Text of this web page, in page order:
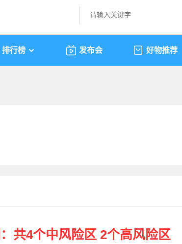
排行榜 发布会 好物推荐
共4个中风险区 2个高风险区